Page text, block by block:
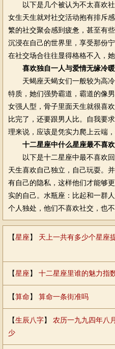
以下是几个被认为不太喜欢社
女生天生就对社交活动抱有排斥
繁的社交聚会感到疲惫，甚至有
沉浸在自己的世界里，享受那份
在社交场合往往显得格格不入，她
喜欢独自一人与爱情无缘冷
天蝎座天蝎女们一般较为高冷
特质，她们强势霸道，霸道的像
女强人型，骨子里面天生就很喜
比完了，还要跟男人比。自我要
理来说，应该是凭实力爬上云端，
十二星座中什么星座最不喜
以下是十二星座中最不喜欢回
天生喜欢自己独立，自己玩耍。
有自己的隐私，这样他们才能够
实的自己。水瓶座：比起和一群
个人独处，他们不喜欢社交，也不
【星座】 天上一共有多少个星座
【星座】 十二星座里谁的魅力指
【算命】 算命一条街准吗
【生辰八字】 农历一九九四年八
少